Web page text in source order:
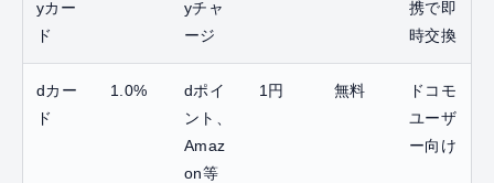
yカー
ド
yチャ
ージ
携で即
時交換
dカー
ド
1.0%
dポイ
ント、
Amaz
on等
1円 無料
ドコモ
ユーザ
ー向け